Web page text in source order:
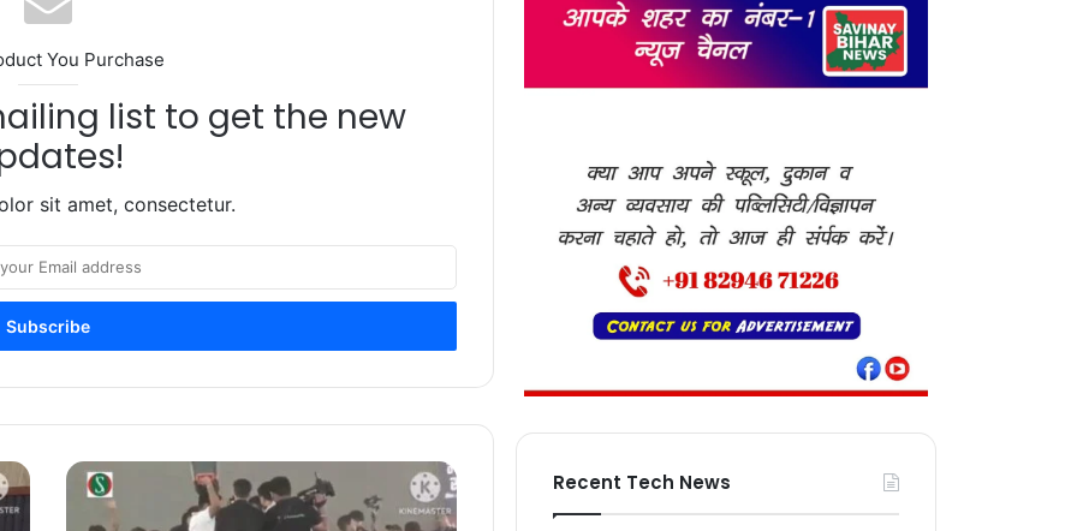
You Purchase
list to get the new
sit amet, consectetur.
Recent Tech News